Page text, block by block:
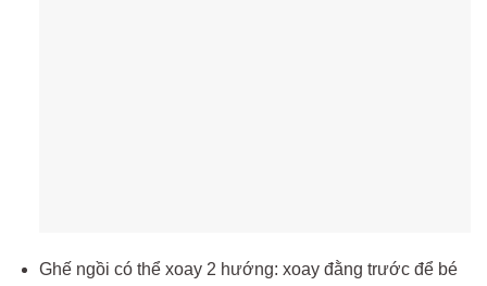
Ghế ngồi có thể xoay 2 hướng: xoay đằng trước để bé